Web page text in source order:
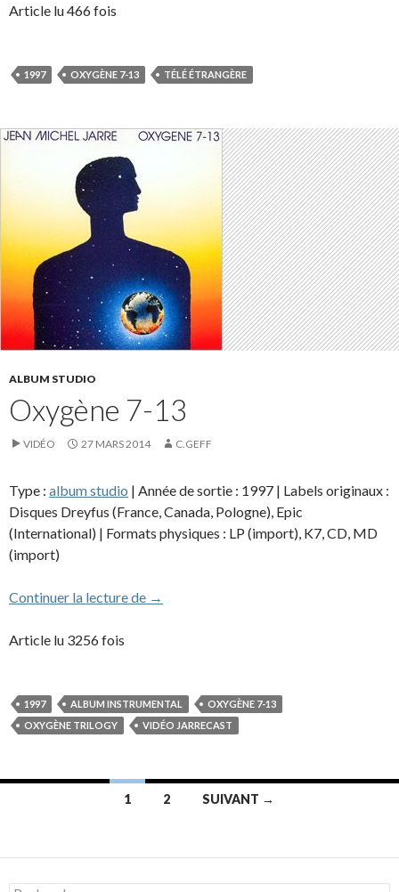
Article lu 466 fois
1997 OXYGÈNE 7-13 TÉLÉ ÉTRANGÈRE
ALBUM STUDIO
Oxygène 7-13
VIDÉO 27 MARS 2014 C.GEFF
Type : album studio | Année de sortie : 1997 | Labels originaux :
Disques Dreyfus (France, Canada, Pologne), Epic
(International) | Formats physiques : LP (import), K7, CD, MD
(import)
Continuer la lecture de Oxygène 7-13
→
Article lu 3256 fois
1997 ALBUM INSTRUMENTAL
OXYGÈNE 7-13
OXYGÈNE TRILOGY
VIDÉO JARRECAST
articles
1 2 SUIVANT →